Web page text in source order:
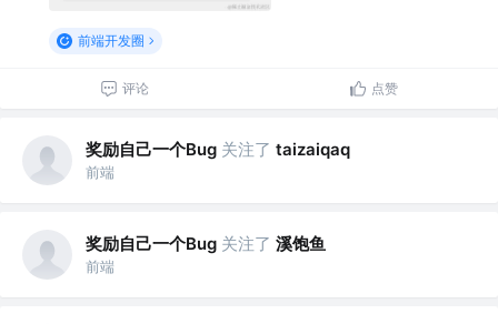
前端开发圈
评论 点赞
奖励自己一个Bug 关注了 taizaiqaq
前端
奖励自己一个Bug 关注了 溪饱鱼
前端